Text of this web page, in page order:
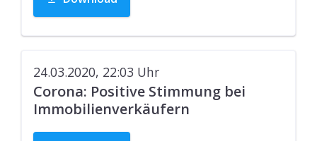
24.03.2020, 22:03 Uhr
Corona: Positive Stimmung bei
Immobilienverkäufern